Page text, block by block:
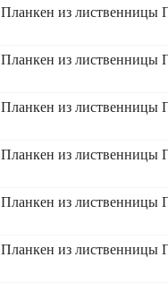
Планкен из лиственницы
Планкен из лиственницы
Планкен из лиственницы
Планкен из лиственницы
Планкен из лиственницы
Планкен из лиственницы